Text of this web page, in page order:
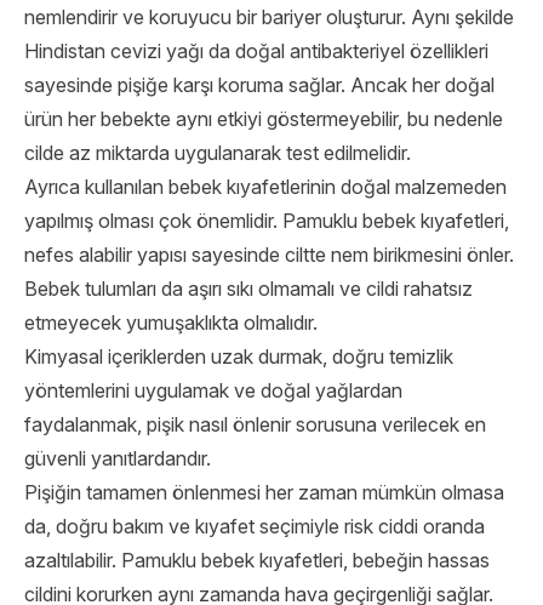
nemlendirir ve koruyucu bir bariyer oluşturur. Aynı şekilde
Hindistan cevizi yağı da doğal antibakteriyel özellikleri
sayesinde pişiğe karşı koruma sağlar. Ancak her doğal
ürün her bebekte aynı etkiyi göstermeyebilir, bu nedenle
cilde az miktarda uygulanarak test edilmelidir.
Ayrıca kullanılan bebek kıyafetlerinin doğal malzemeden
yapılmış olması çok önemlidir. Pamuklu bebek kıyafetleri,
nefes alabilir yapısı sayesinde ciltte nem birikmesini önler.
Bebek tulumları da aşırı sıkı olmamalı ve cildi rahatsız
etmeyecek yumuşaklıkta olmalıdır.
Kimyasal içeriklerden uzak durmak, doğru temizlik
yöntemlerini uygulamak ve doğal yağlardan
faydalanmak, pişik nasıl önlenir sorusuna verilecek en
güvenli yanıtlardandır.
Pişiğin tamamen önlenmesi her zaman mümkün olmasa
da, doğru bakım ve kıyafet seçimiyle risk ciddi oranda
azaltılabilir. Pamuklu bebek kıyafetleri, bebeğin hassas
cildini korurken aynı zamanda hava geçirgenliği sağlar.